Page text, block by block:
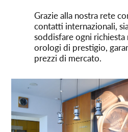
Grazie alla nostra rete
contatti internazionali,
soddisfare ogni
orologi di prestigio,
prezzi di mercato.